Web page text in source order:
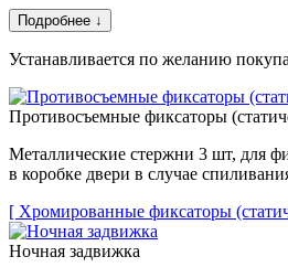
Подробнее ↓
Устанавливается по желанию
Противосъемные фиксаторы
Металлические стержни 3 шт, для
в коробке двери в случае
[ Хромированные фиксаторы
Ночная задвижка